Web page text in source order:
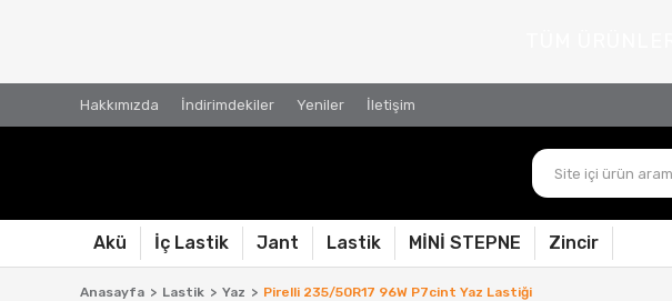
Hakkımızda İndirimdekiler Yeniler İletişim
Akü İç Lastik Jant Lastik MİNİ STEPNE Zincir
Anasayfa Lastik Yaz Pirelli 235/50R17 96W P7cint Yaz Lastiği